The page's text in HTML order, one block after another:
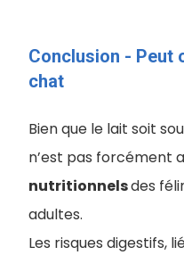
Conclusion - Peut
chat
Bien que le lait soit
n’est pas forcément
nutritionnelsdes
adultes.
Les risques digestifs,